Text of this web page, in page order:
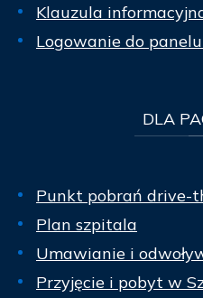
Klauzula
Logowanie do
DLA
Punkt pobrań drive-
Plan szpitala
Umawianie i
Przyjęcie i pobyt w